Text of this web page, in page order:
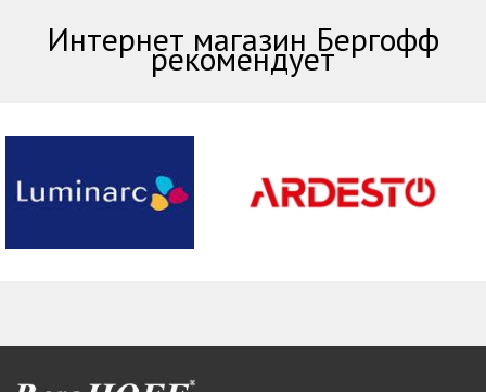
Интернет магазин Бергофф
рекомендует